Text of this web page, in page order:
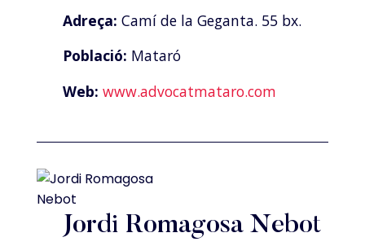
Adreça: Camí de la Geganta. 55 bx.
Població: Mataró
Web: www.advocatmataro.com
Jordi Romagosa Nebot